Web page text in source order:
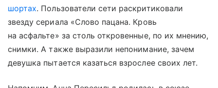
шортах. Пользователи сети раскритиковали
звезду сериала «Слово пацана. Кровь
на асфальте» за столь откровенные, по их мнению,
снимки. А также выразили непонимание, зачем
девушка пытается казаться взрослее своих лет.